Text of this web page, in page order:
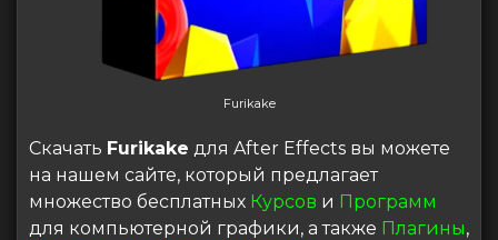
Furikake
Скачать Furikake для After Effects вы можете
на нашем сайте, который предлагает
множество бесплатных Курсов и Программ
для компьютерной графики, а также Плагины,